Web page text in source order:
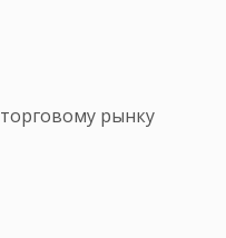
рынку